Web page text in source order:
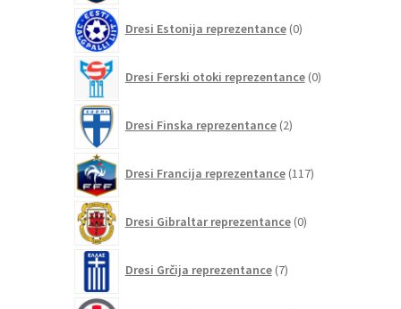
Dresi Estonija reprezentance 0izdelkov
Dresi Ferski otoki reprezentance 0izdelkov
Dresi Finska reprezentance 2izdelka
Dresi Francija reprezentance 117izdelkov
Dresi Gibraltar reprezentance 0izdelkov
Dresi Grčija reprezentance 7izdelkov